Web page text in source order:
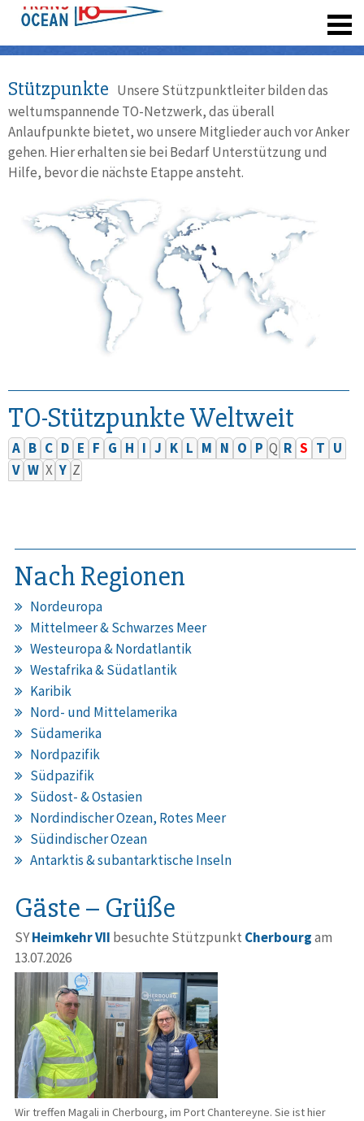
Stützpunkte Unsere Stützpunktleiter bilden das
weltumspannende TO-Netzwerk, das überall
Anlaufpunkte bietet, wo unsere Mitglieder auch vor Anker
gehen. Hier erhalten sie bei Bedarf Unterstützung und
Hilfe, bevor die nächste Etappe ansteht.
TO-Stützpunkte Weltweit
A B C D E F G H I J K L M N O P Q R S T U
V W X Y Z
Nach Regionen
Nordeuropa
Mittelmeer & Schwarzes Meer
Westeuropa & Nordatlantik
Westafrika & Südatlantik
Karibik
Nord- und Mittelamerika
Südamerika
Nordpazifik
Südpazifik
Südost- & Ostasien
Nordindischer Ozean, Rotes Meer
Südindischer Ozean
Antarktis & subantarktische Inseln
Gäste – Grüße
SYHeimkehr VII besuchte Stützpunkt Cherbourgam
13.07.2026
Wir treffen Magali in Cherbourg, im Port Chantereyne. Sie ist hier